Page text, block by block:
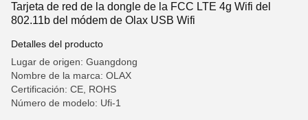
Tarjeta de red de la dongle de la FCC LTE 4g Wifi del
802.11b del módem de Olax USB Wifi
Detalles del producto
Lugar de origen: Guangdong
Nombre de la marca: OLAX
Certificación: CE, ROHS
Número de modelo: Ufi-1